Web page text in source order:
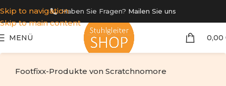
Skip to navigation
Skip to main content
Haben Sie Fragen? Mailen Sie uns
MENÜ 0,00
Footfixx-Produkte von Scratchnomore